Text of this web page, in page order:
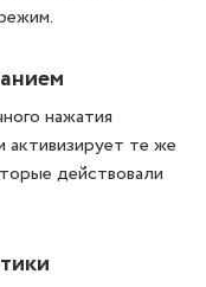
нажатия
активизирует те же
действовали